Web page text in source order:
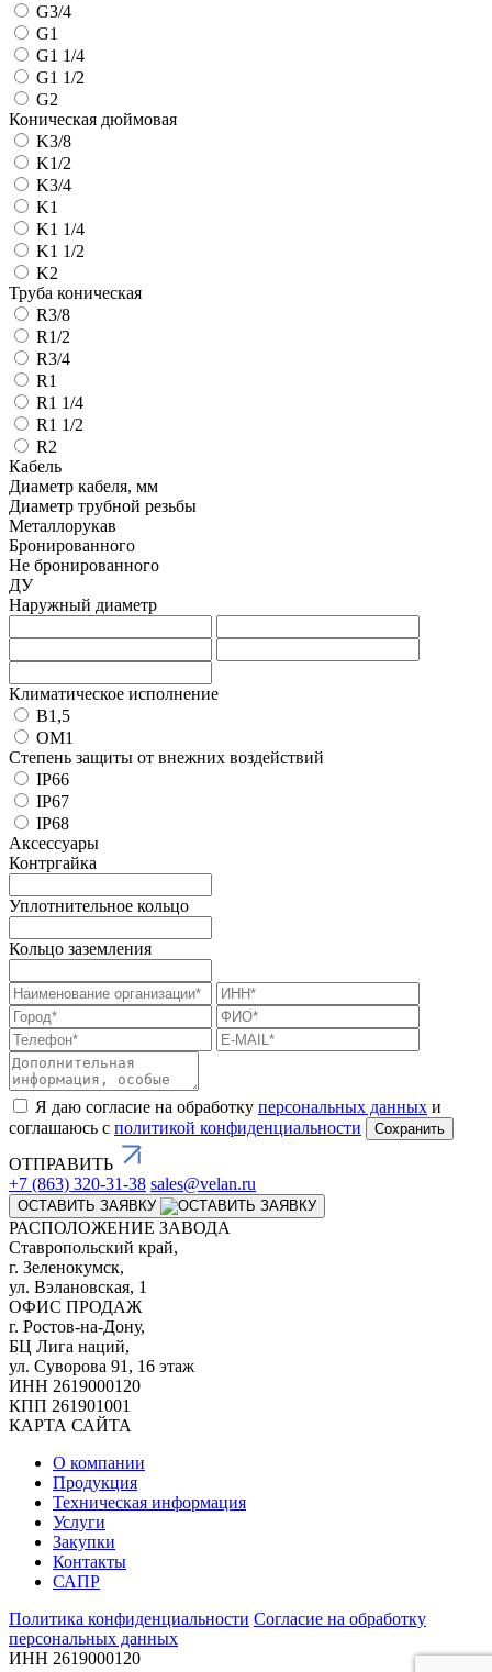
G3/4
G1
G1 1/4
G1 1/2
G2
Коническая дюймовая
K3/8
K1/2
K3/4
K1
K1 1/4
K1 1/2
K2
Труба коническая
R3/8
R1/2
R3/4
R1
R1 1/4
R1 1/2
R2
Кабель
Диаметр кабеля, мм
Диаметр трубной резьбы
Металлорукав
Бронированного
Не бронированного
ДУ
Наружный диаметр
Климатическое исполнение
В1,5
ОМ1
Степень защиты от внежних воздействий
IP66
IP67
IP68
Аксессуары
Контргайка
Уплотнительное кольцо
Кольцо заземления
Я даю согласие на обработку персональных данных и
соглашаюсь с политикой конфиденциальности
ОТПРАВИТЬ
+7 (863) 320-31-38 sales@velan.ru
ОСТАВИТЬ ЗАЯВКУ
РАСПОЛОЖЕНИЕ ЗАВОДА
Ставропольский край,
г. Зеленокумск,
ул. Вэлановская, 1
ОФИС ПРОДАЖ
г. Ростов-на-Дону,
БЦ Лига наций,
ул. Суворова 91, 16 этаж
ИНН 2619000120
КПП 261901001
КАРТА САЙТА
О компании
Продукция
Техническая информация
Услуги
Закупки
Контакты
САПР
Политика конфиденциальности Согласие на обработку
персональных данных
ИНН 2619000120